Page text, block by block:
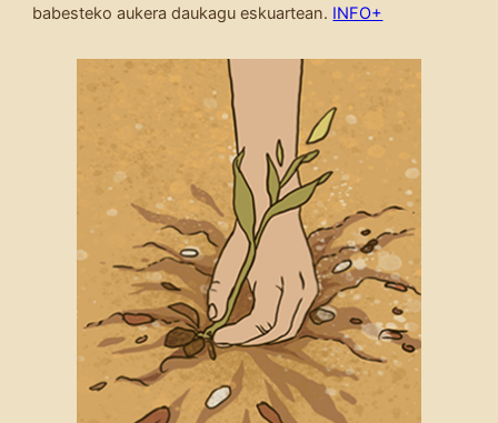
babesteko aukera daukagu eskuartean. INFO+